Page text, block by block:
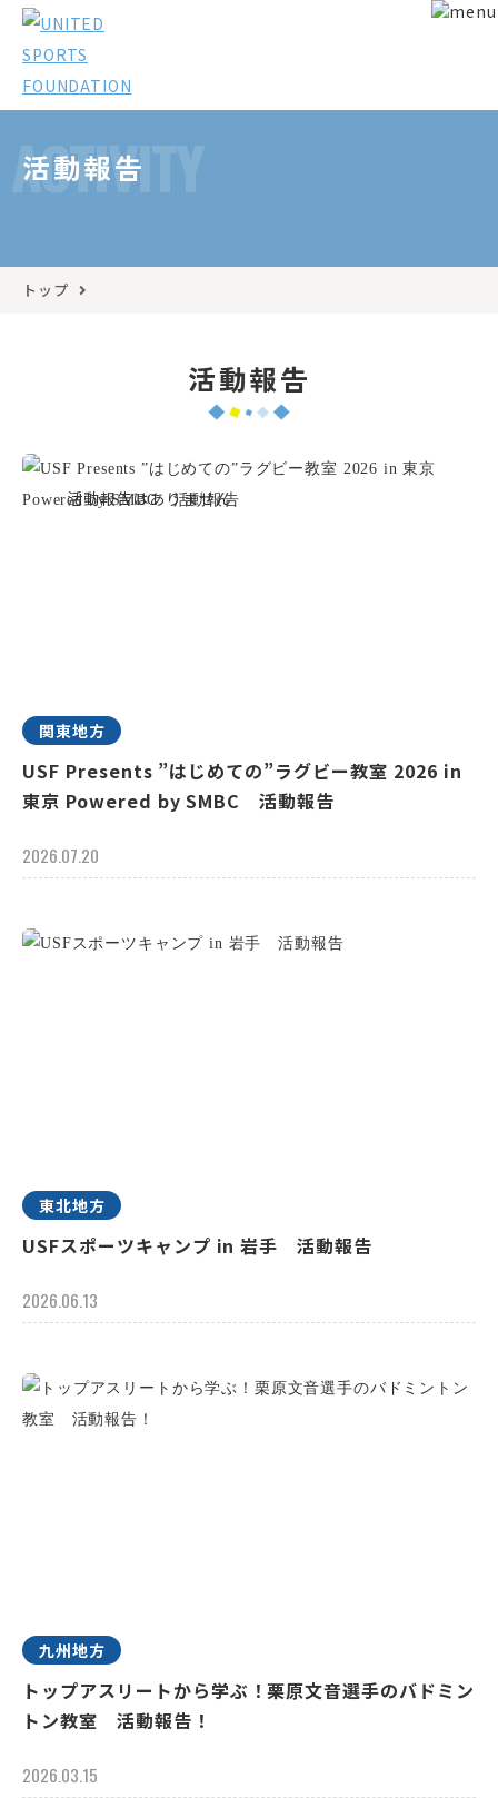
ACTIVITY
活動報告
トップ
活動報告
関東地方
USF Presents ”はじめての”ラグビー教室 2026 in
東京 Powered by SMBC 活動報告
2026.07.20
東北地方
USFスポーツキャンプ in 岩手 活動報告
2026.06.13
九州地方
トップアスリートから学ぶ！栗原文音選手のバドミン
トン教室 活動報告！
2026.03.15